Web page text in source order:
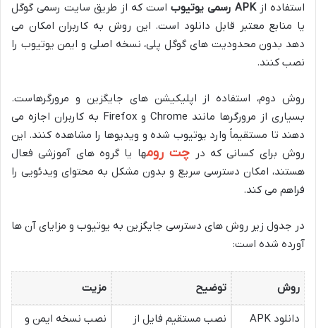
استفاده ازAPK رسمی یوتیوب
است که از طریق سایت رسمی گوگل
یا منابع معتبر قابل دانلود است. این روش به کاربران امکان می
دهد بدون محدودیت های گوگل پلی، نسخه اصلی و ایمن یوتیوب را
نصب کنند.
روش دوم، استفاده از اپلیکیشن های جایگزین و مرورگرهاست.
بسیاری از مرورگرها مانند Chrome و Firefox به کاربران اجازه می
دهند تا مستقیماً وارد یوتیوب شده و ویدیوها را مشاهده کنند. این
روش برای کسانی که در چت رومها یا گروه های آموزشی فعال
هستند، امکان دسترسی سریع و بدون مشکل به محتوای ویدئویی را
فراهم می کند.
در جدول زیر روش های دسترسی جایگزین به یوتیوب و مزایای آن ها
آورده شده است:
روش توضیح مزیت
دانلود APK
نصب مستقیم فایل از
نصب نسخه ایمن و